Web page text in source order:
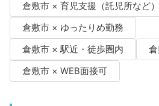
倉敷市 × 育児支援（託児所など）
倉敷市 × ゆったりめ勤務
倉敷市 × 駅近・徒歩圏内
倉敷市 × WEB面接可